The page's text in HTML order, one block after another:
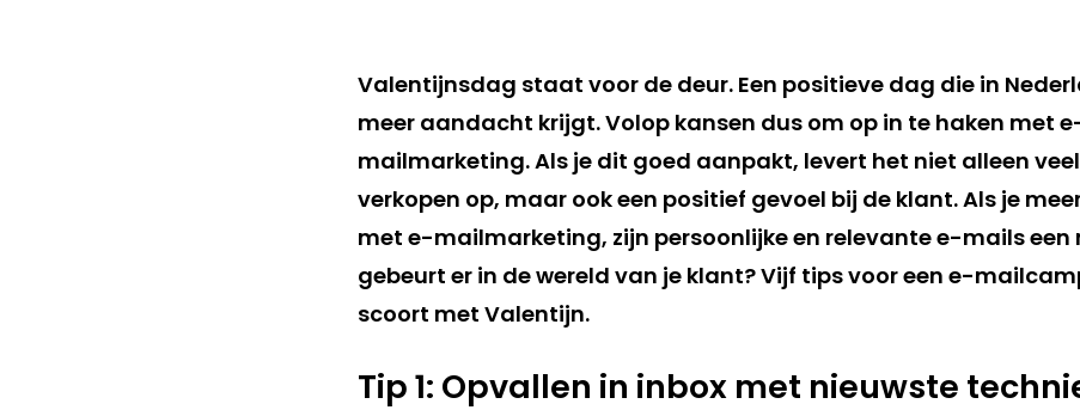
Valentijnsdag staat voor de deur. Een positieve dag die in
meer aandacht krijgt. Volop kansen dus om op in te haken met
mailmarketing. Als je dit goed aanpakt, levert het niet alleen
verkopen op, maar ook een positief gevoel bij de klant. Als je
met e-mailmarketing, zijn persoonlijke en relevante e-mails een
gebeurt er in de wereld van je klant? Vijf tips voor een e-
scoort met Valentijn.
Tip 1: Opvallen in inbox met nieuwste